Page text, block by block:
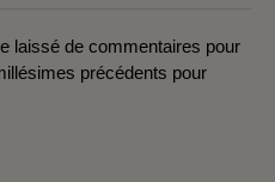
laissé de commentaires pour
précédents pour